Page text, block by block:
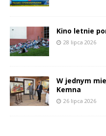
Kino letnie
28 lipca 2026
W jednym
Kemna
26 lipca 2026